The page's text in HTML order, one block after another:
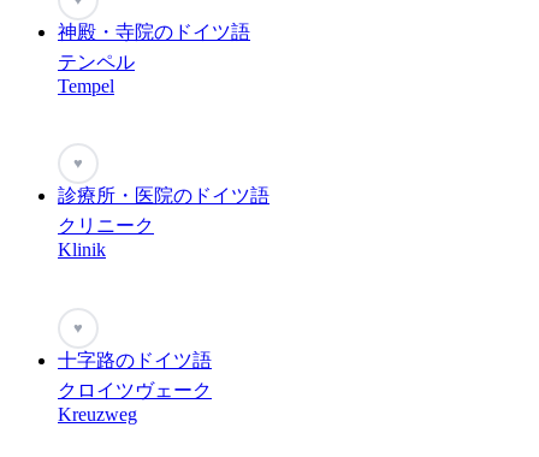
神殿・寺院のドイツ語
テンペル
Tempel
♥
診療所・医院のドイツ語
クリニーク
Klinik
♥
十字路のドイツ語
クロイツヴェーク
Kreuzweg